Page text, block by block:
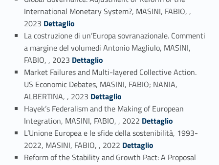
International Monetary System?, MASINI, FABIO, ,
2023 Link identifier #identifier_person_157054-10
Dettaglio
La costruzione di un’Europa sovranazionale. Commenti
a margine del volumedi Antonio Magliulo, MASINI,
FABIO, , 2023 Link identifier #identifier_person_113524-11
Dettaglio
Market Failures and Multi-layered Collective Action.
US Economic Debates, MASINI, FABIO; NANIA,
ALBERTINA, , 2023 Link identifier #identifier_person_11255-12
Dettaglio
Hayek’s Federalism and the Making of European
Integration, MASINI, FABIO, , 2022Link identifier #identifier_person_106483-13Dettaglio
L’Unione Europea e le sfide della sostenibilità, 1993-
2022, MASINI, FABIO, , 2022 Link identifier #identifier_person_174702-14
Dettaglio
Reform of the Stability and Growth Pact: A Proposal